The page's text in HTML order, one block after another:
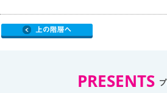
PRESENTS